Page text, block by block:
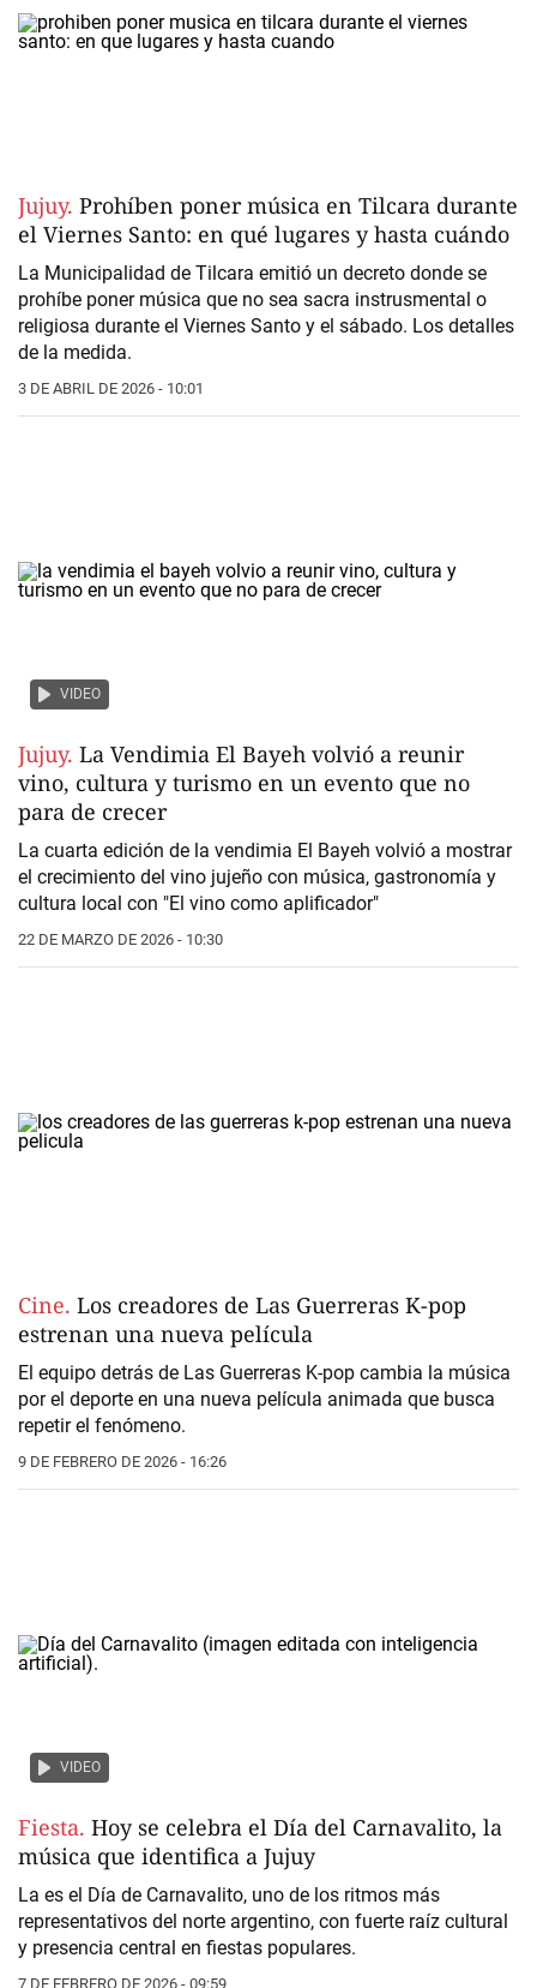
Jujuy. Prohíben poner música en Tilcara durante
el Viernes Santo: en qué lugares y hasta cuándo
La Municipalidad de Tilcara emitió un decreto donde se
prohíbe poner música que no sea sacra instrusmental o
religiosa durante el Viernes Santo y el sábado. Los detalles
de la medida.
3 DE ABRIL DE 2026 - 10:01
VIDEO
Jujuy. La Vendimia El Bayeh volvió a reunir
vino, cultura y turismo en un evento que no
para de crecer
La cuarta edición de la vendimia El Bayeh volvió a mostrar
el crecimiento del vino jujeño con música, gastronomía y
cultura local con "El vino como aplificador"
22 DE MARZO DE 2026 - 10:30
Cine. Los creadores de Las Guerreras K-pop
estrenan una nueva película
El equipo detrás de Las Guerreras K-pop cambia la música
por el deporte en una nueva película animada que busca
repetir el fenómeno.
9 DE FEBRERO DE 2026 - 16:26
VIDEO
Fiesta. Hoy se celebra el Día del Carnavalito, la
música que identifica a Jujuy
La es el Día de Carnavalito, uno de los ritmos más
representativos del norte argentino, con fuerte raíz cultural
y presencia central en fiestas populares.
7 DE FEBRERO DE 2026 - 09:59